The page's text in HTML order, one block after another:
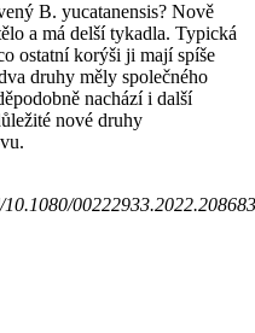
B. yucatanensis? Nově
a má delší tykadla. Typická
ostatní korýši ji mají spíše
druhy měly společného
nachází i další
nové druhy